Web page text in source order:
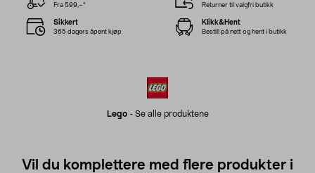
Lego- Se alle produktene
Fra 599,–* Returner til valgfri butikk
Sikkert
365 dagers åpent kjøp
Klikk&Hent
Bestill på nett og hent i butikk
Vil du komplettere med flere produkter i